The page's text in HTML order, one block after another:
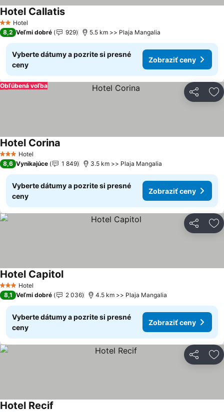
2 Počet hviezdičiek
Hotel
Hotel CallatisZobraziť ceny
8,2 Veľmi dobré 929 5.5 km >> Plaja Mangalia
Vyberte dátumy a pozrite si presné
ceny
Zobraziť ceny
Zdieľať
Obľúbená voľba
3 Počet hviezdičiek
Hotel
Hotel Corina
8,6 Vynikajúce 1 849 3.5 km >> Plaja Mangalia
Vyberte dátumy a pozrite si presné
ceny
Zobraziť ceny
Zdieľať
3 Počet hviezdičiek
Hotel
Hotel CapitolZobraziť ceny
8,1 Veľmi dobré 2 036 4.5 km >> Plaja Mangalia
Vyberte dátumy a pozrite si presné
ceny
Zobraziť ceny
Zdieľať
Hotel Recif